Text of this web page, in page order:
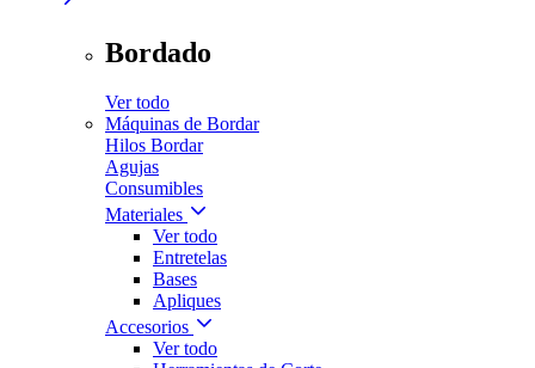
Bordado
Ver todo
Máquinas de Bordar
Hilos Bordar
Agujas
Consumibles
Materiales
Ver todo
Entretelas
Bases
Apliques
Accesorios
Ver todo